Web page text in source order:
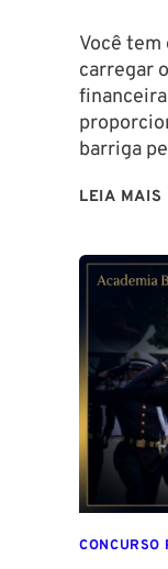
Você tem
carregar
barriga
LEIA MAIS
CONCURSO